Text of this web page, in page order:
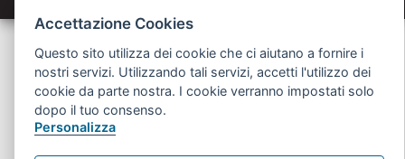
Comune di Bologna | Piazza Maggiore 6 - 40124 Bologna
Accettazione Cookies
Questo sito utilizza dei cookie che ci aiutano a fornire i
nostri servizi. Utilizzando tali servizi, accetti l'utilizzo dei
cookie da parte nostra. I cookie verranno impostati solo
dopo il tuo consenso.
Personalizza